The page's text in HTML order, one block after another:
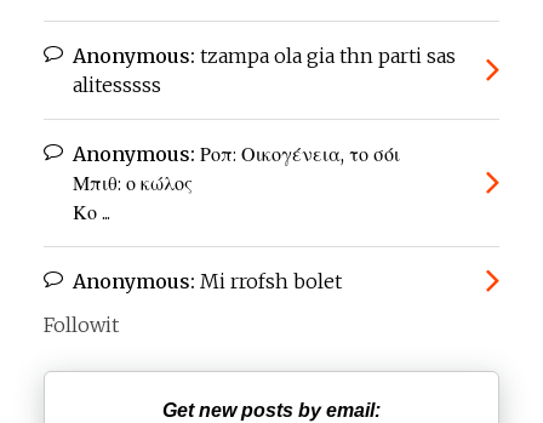
Anonymous: tzampa ola gia thn parti sas
alitesssss
Anonymous: Ροπ: Οικογένεια, το σόι
Μπιθ: ο κώλος
Κο ...
Anonymous: Mi rrofsh bolet
Followit
Get new posts by email: